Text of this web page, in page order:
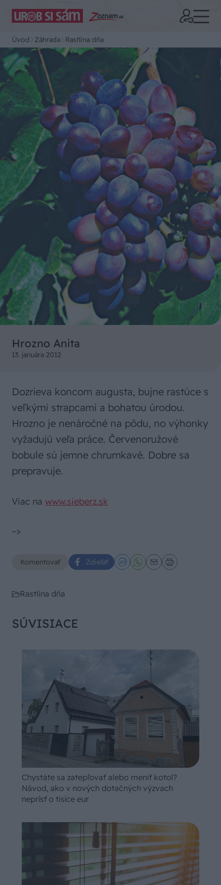
Úvod Záhrada Rastlina dňa
Hrozno Anita
13. januára 2012
Dozrieva koncom augusta, bujne rastúce s
veľkými strapcami a bohatou úrodou.
Hrozno je nenáročné na pôdu, no výhonky
vyžadujú veľa práce. Červenoružové
bobule sú jemne chrumkavé. Dobre sa
prepravuje.
Viac na www.sieberz.sk
–>
Komentovať Zdieľať
Rastlina dňa
SÚVISIACE
Chystáte sa zatepľovať alebo meniť kotol?
Návod, ako v nových dotačných výzvach
neprísť o tisíce eur